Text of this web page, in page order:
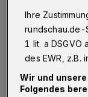
ausgestatteten
Foto: Von der Heydt-
Ihre
rundschau.de-
1 lit. a DSGVO
des EWR, z.B.
Wir und
Folgendes